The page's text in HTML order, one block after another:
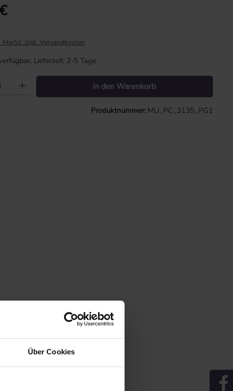
Über Cookies
MwSt. zzgl. Versandkosten
Lieferzeit: 2-5 Tage
Gib den gewünschten Wert ein oder benutze die Schaltflächen um
In den Warenkorb
Produktnummer: MU_PC_3135_PG1